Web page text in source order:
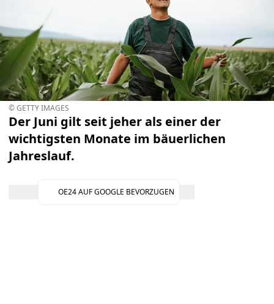
© GETTY IMAGES
Der Juni gilt seit jeher als einer der
wichtigsten Monate im bäuerlichen
Jahreslauf.
OE24 AUF GOOGLE BEVORZUGEN